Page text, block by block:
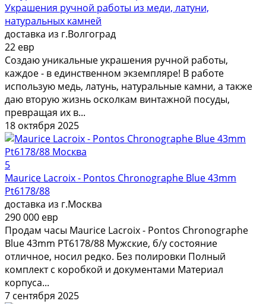
Украшения ручной работы из меди, латуни,
натуральных камней
доставка из г.Волгоград
22 евр
Создаю уникальные украшения ручной работы,
каждое - в единственном экземпляре! В работе
использую медь, латунь, натуральные камни, а также
даю вторую жизнь осколкам винтажной посуды,
превращая их в...
18 октября 2025
5
Maurice Lacroix - Pontos Chronographe Blue 43mm
Pt6178/88
доставка из г.Москва
290 000 евр
Продам часы Maurice Lacroix - Pontos Chronographe
Blue 43mm PT6178/88 Мужские, б/у состояние
отличное, носил редко. Без полировки Полный
комплект с коробкой и документами Материал
корпуса...
7 сентября 2025